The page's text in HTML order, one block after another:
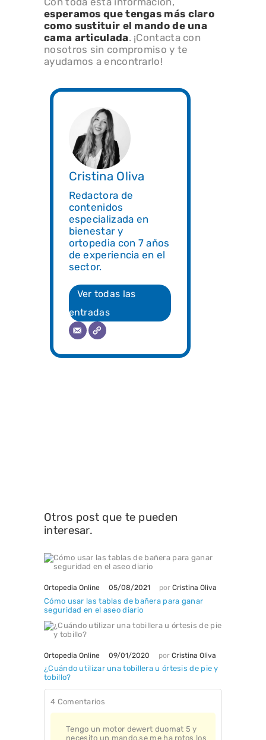
esperamos que tengas más claro
como sustituir el mando de una
cama articulada. ¡Contacta con
nosotros sin compromiso y te
ayudamos a encontrarlo!
Cristina Oliva
Redactora de
contenidos
especializada en
bienestar y
ortopedia con 7 años
de experiencia en el
sector.
Ver todas las
entradas
Otros post que te pueden
interesar.
Ortopedia Online 05/08/2021 por Cristina Oliva
Cómo usar las tablas de bañera para ganar
seguridad en el aseo diario
Ortopedia Online 09/01/2020 por Cristina Oliva
¿Cuándo utilizar una tobillera u órtesis de pie y
tobillo?
4 Comentarios
Tengo un motor dewert duomat 5 y
necesito un mando,se me ha rotos los